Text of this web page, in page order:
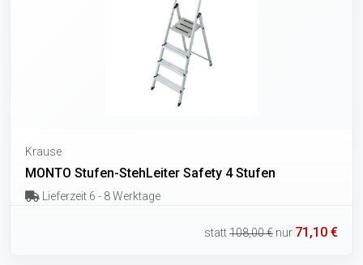
Krause
MONTO Stufen-StehLeiter Safety 4 Stufen
Lieferzeit 6 - 8 Werktage
statt108,00 € nur 71,10 €